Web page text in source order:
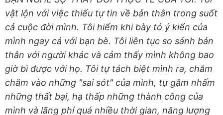
vật lộn với việc thiếu tự tin về bản thân trong suốt
cả cuộc đời mình. Tôi hiếm khi bày tỏ ý kiến của
mình ngay cả với bạn bè. Tôi liên tục so sánh bản
thân với người khác và cảm thấy mình không bao
giờ bì được với họ. Tôi tự tách biệt mình ra, chăm
chăm vào những "sai sót" của mình, tự gặm nhấm
những thất bại, hạ thấp những thành công của
mình và lãng phí quá nhiều thời gian, năng lượng